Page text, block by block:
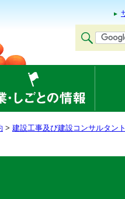
> 建設工事及び建設コンサルタン